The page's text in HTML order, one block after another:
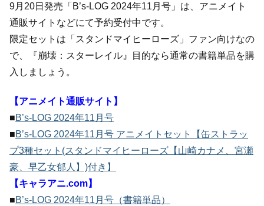
9月20日発売「B’s-LOG 2024年11月号」は、アニメイト
通販サイトなどにて予約受付中です。
限定セットは「スタンドマイヒーローズ」ファン向けなの
で、『崩壊：スターレイル』目的なら通常の書籍単品を購
入しましょう。
【アニメイト通販サイト】
■B’s-LOG 2024年11月号
■B’s-LOG 2024年11月号 アニメイトセット【缶ストラッ
プ3種セット(スタンドマイヒーローズ【山崎カナメ、宮瀬
豪、早乙女郁人】)付き】
【キャラアニ.com】
■B’s-LOG 2024年11月号（書籍単品）